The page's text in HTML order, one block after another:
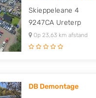
Skieppeleane 4
9247CA Ureterp
Op 23,63 km afstand
DB Demontage